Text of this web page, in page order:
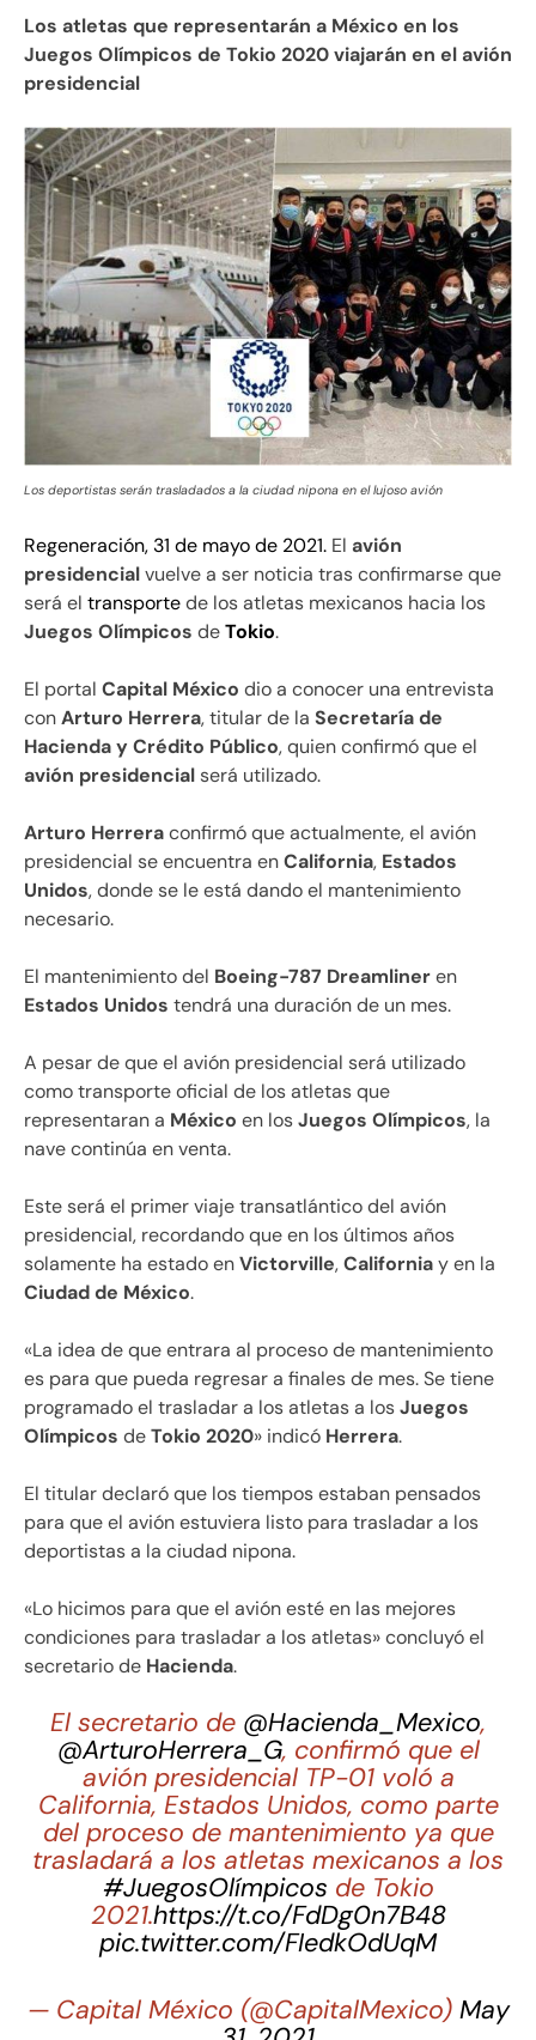
Los atletas que representarán a México en los
Juegos Olímpicos de Tokio 2020 viajarán en el avión
presidencial
Los deportistas serán trasladados a la ciudad nipona en el lujoso avión
Regeneración, 31 de mayo de 2021. El avión
presidencialvuelve a ser noticia tras confirmarse que
será el transportede los atletas mexicanos hacia los
Juegos Olímpicos deTokio.
El portal Capital México dio a conocer una entrevista
conArturo Herrera, titular de la Secretaría de
Hacienda y Crédito Público, quien confirmó que el
avión presidencialserá utilizado.
Arturo Herreraconfirmó que actualmente, el avión
presidencial se encuentra enCalifornia, Estados
Unidos, donde se le está dando el mantenimiento
necesario.
El mantenimiento del Boeing-787 Dreamlineren
Estados Unidos tendrá una duración de un mes.
A pesar de que el avión presidencial será utilizado
como transporte oficial de los atletas que
representaran a México en losJuegos Olímpicos, la
nave continúa en venta.
Este será el primer viaje transatlántico del avión
presidencial, recordando que en los últimos años
solamente ha estado enVictorville,Californiay en la
Ciudad de México.
«La idea de que entrara al proceso de mantenimiento
es para que pueda regresar a finales de mes. Se tiene
programado el trasladar a los atletas a losJuegos
Olímpicos deTokio 2020» indicó Herrera.
El titular declaró que los tiempos estaban pensados
para que el avión estuviera listo para trasladar a los
deportistas a la ciudad nipona.
«Lo hicimos para que el avión esté en las mejores
condiciones para trasladar a los atletas» concluyó el
secretario de Hacienda.
El secretario de @Hacienda_Mexico,
@ArturoHerrera_G, confirmó que el
avión presidencial TP-01 voló a
California, Estados Unidos, como parte
del proceso de mantenimiento ya que
trasladará a los atletas mexicanos a los
#JuegosOlímpicos de Tokio
2021.https://t.co/FdDg0n7B48
pic.twitter.com/FIedkOdUqM
— Capital México (@CapitalMexico) May